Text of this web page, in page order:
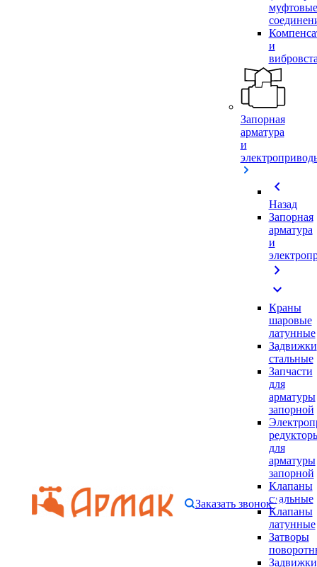
муфтовые
и
Запорная
арматура
и
chevron_left
Назад
Запорная
арматура
и
chevron_right
expand_more
Краны
шаровые
латунные
Задвижки
стальные
Запчасти
для
арматуры
запорной
для
арматуры
запорной
Клапаны
стальные
Клапаны
латунные
Затворы
Задвижки
Заказать звонок